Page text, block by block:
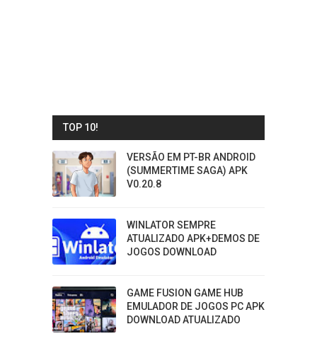
TOP 10!
VERSÃO EM PT-BR ANDROID
(SUMMERTIME SAGA) APK
V0.20.8
WINLATOR SEMPRE
ATUALIZADO APK+DEMOS DE
JOGOS DOWNLOAD
GAME FUSION GAME HUB
EMULADOR DE JOGOS PC APK
DOWNLOAD ATUALIZADO